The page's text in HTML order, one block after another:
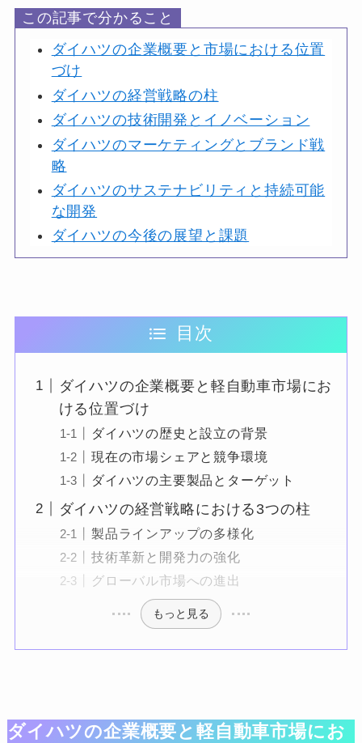
この記事で分かること
ダイハツの企業概要と市場における位置
づけ
ダイハツの経営戦略の柱
ダイハツの技術開発とイノベーション
ダイハツのマーケティングとブランド戦
略
ダイハツのサステナビリティと持続可能
な開発
ダイハツの今後の展望と課題
目次
ダイハツの企業概要と軽自動車市場にお
ける位置づけ
ダイハツの歴史と設立の背景
現在の市場シェアと競争環境
ダイハツの主要製品とターゲット
ダイハツの経営戦略における3つの柱
製品ラインアップの多様化
技術革新と開発力の強化
グローバル市場への進出
もっと見る
ダイハツの企業概要と軽自動車市場にお